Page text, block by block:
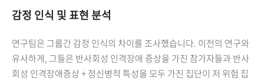
감정 인식 및 표현 분석
연구팀은 그룹간 감정 인식의 차이를 조사했습니다. 이전의 연구와
유사하게, 그들은 반사회성 인격장애 증상을 가진 참가자들과 반사
회성 인격장애증상 + 정신병적 특성을 모두 가진 집단이 저 위험 집